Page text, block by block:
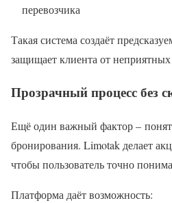
перевозчика
Такая система создаёт
защищает клиента от
Прозрачный процесс без
Ещё один важный фактор –
бронирования. Limotak делает
чтобы пользователь точно
Платформа даёт возможность: